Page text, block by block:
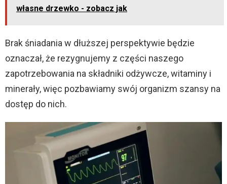
własne drzewko - zobacz jak
Brak śniadania w dłuższej perspektywie będzie
oznaczał, że rezygnujemy z części naszego
zapotrzebowania na składniki odżywcze, witaminy i
minerały, więc pozbawiamy swój organizm szansy na
dostęp do nich.